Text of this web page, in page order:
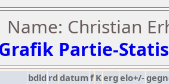
Name: Christian
Partie-
bdld rd datumf Kerg elo+/-